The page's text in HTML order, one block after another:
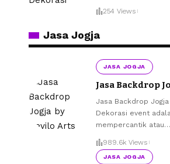
254 Views
Jasa Jogja
JASA JOGJA
Jasa Backdrop
Jasa Backdrop
Dekorasi event
mempercantik atau…
989.6k Views
JASA JOGJA